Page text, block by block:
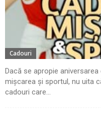
Cadouri
Dacă se apropie
mișcarea și sportul, nu uita
cadouri care...